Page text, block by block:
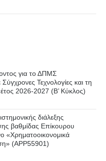
για το ΔΠΜΣ
Τεχνολογίες και τη
2026-2027 (B’ Kύκλος)
διάλεξης
βαθμίδας Επίκουρου
«Χρηματοοικονομικά
(APP55901)